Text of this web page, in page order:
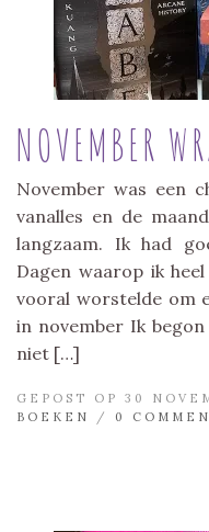
NOVEMBER
November was een
vanalles en de
langzaam. Ik had
Dagen waarop ik
vooral worstelde om
in november Ik
niet […]
GEPOST OP 30
BOEKEN
/ 0